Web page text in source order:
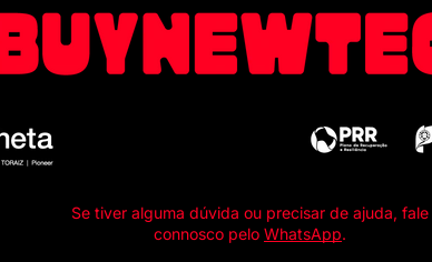
Se tiver alguma dúvida ou precisar de ajuda, fale
connosco pelo WhatsApp.